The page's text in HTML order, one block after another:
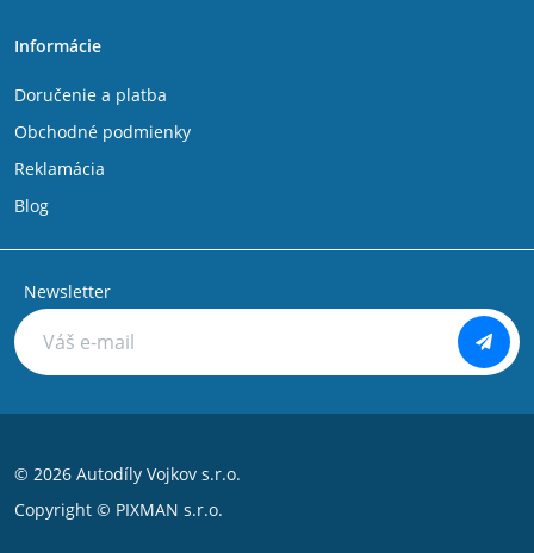
Informácie
Doručenie a platba
Obchodné podmienky
Reklamácia
Blog
Newsletter
© 2026 Autodíly Vojkov s.r.o.
Copyright © PIXMAN s.r.o.